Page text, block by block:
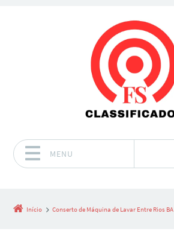
MENU
Início Conserto de Máquina de Lavar Entre Rios BA